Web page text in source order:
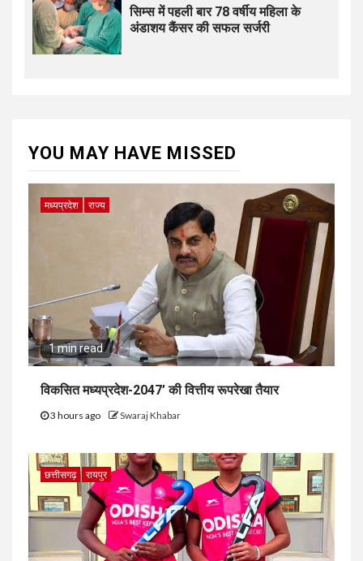
सिम्स में पहली बार 78 वर्षीय महिला के
अंडाशय कैंसर की सफल सर्जरी
YOU MAY HAVE MISSED
मध्यप्रदेश राज्य
1 min read
विकसित मध्यप्रदेश-2047’ की वित्तीय रूपरेखा तैयार
3 hours ago Swaraj Khabar
छत्तीसगढ़ रायपुर